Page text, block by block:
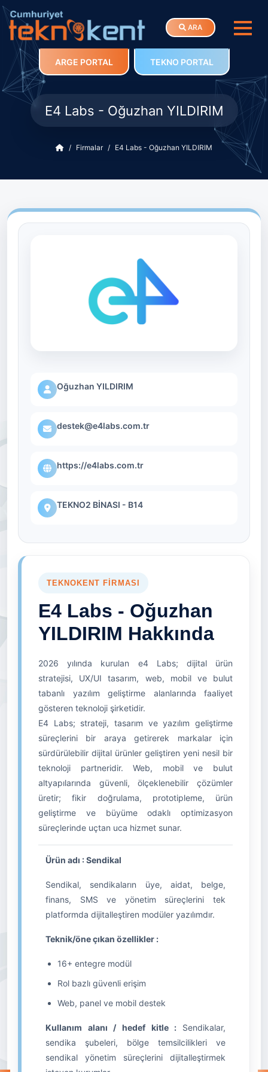
ARA
ARGE PORTAL TEKNO PORTAL
E4 Labs - Oğuzhan YILDIRIM
Firmalar E4 Labs - Oğuzhan YILDIRIM
Oğuzhan YILDIRIM
destek@e4labs.com.tr
https://e4labs.com.tr
TEKNO2 BİNASI - B14
TEKNOKENT FIRMASI
E4 Labs - Oğuzhan
YILDIRIM Hakkında
2026 yılında kurulan e4 Labs; dijital ürün
stratejisi, UX/UI tasarım, web, mobil ve bulut
tabanlı yazılım geliştirme alanlarında faaliyet
gösteren teknoloji şirketidir.
E4 Labs; strateji, tasarım ve yazılım geliştirme
süreçlerini bir araya getirerek markalar için
sürdürülebilir dijital ürünler geliştiren yeni nesil bir
teknoloji partneridir. Web, mobil ve bulut
altyapılarında güvenli, ölçeklenebilir çözümler
üretir; fikir doğrulama, prototipleme, ürün
geliştirme ve büyüme odaklı optimizasyon
süreçlerinde uçtan uca hizmet sunar.
Ürün adı : Sendikal
Sendikal, sendikaların üye, aidat, belge,
finans, SMS ve yönetim süreçlerini tek
platformda dijitalleştiren modüler yazılımdır.
Teknik/öne çıkan özellikler :
16+ entegre modül
Rol bazlı güvenli erişim
Web, panel ve mobil destek
Kullanım alanı / hedef kitle : Sendikalar,
sendika şubeleri, bölge temsilcilikleri ve
sendikal yönetim süreçlerini dijitalleştirmek